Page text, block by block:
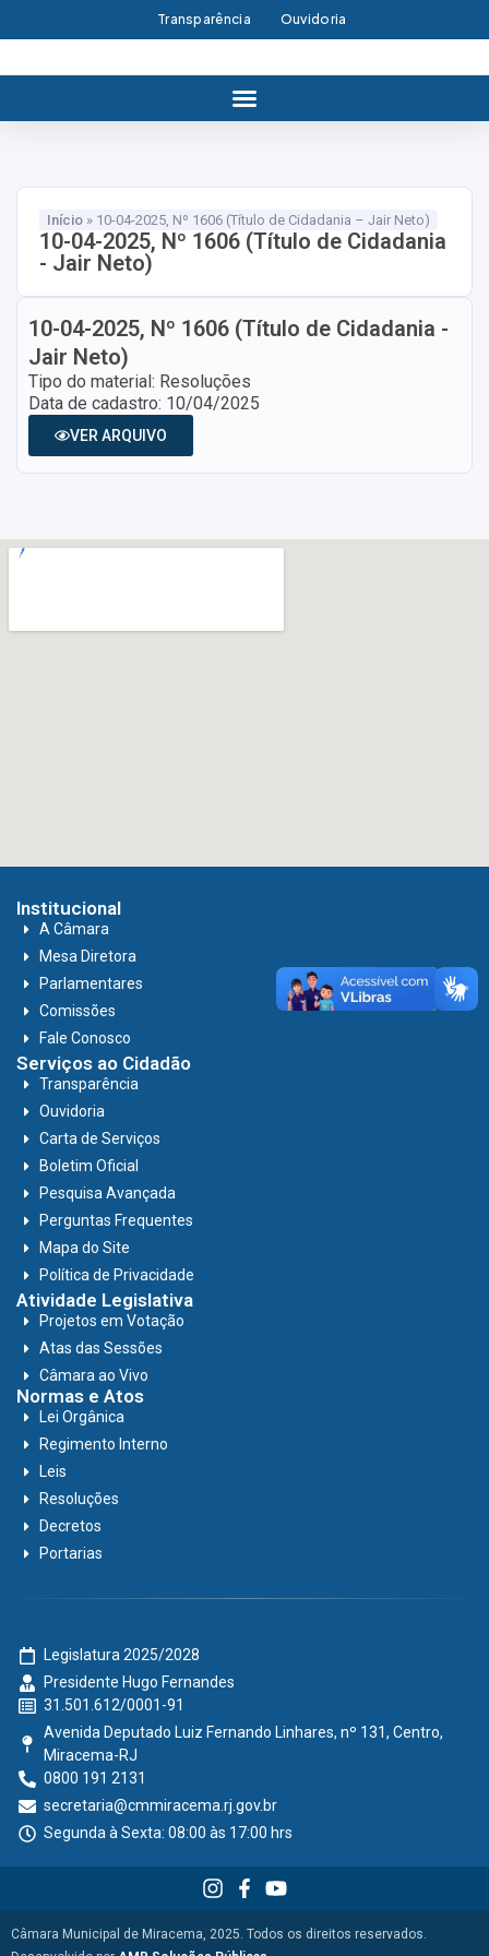
Transparência Ouvidoria
Início » 10-04-2025, Nº 1606 (Título de Cidadania – Jair Neto)
10-04-2025, Nº 1606 (Título de Cidadania
- Jair Neto)
10-04-2025, Nº 1606 (Título de Cidadania -
Jair Neto)
Tipo do material: Resoluções
Data de cadastro: 10/04/2025
VER ARQUIVO
Institucional
A Câmara
Mesa Diretora
Parlamentares
Comissões
Fale Conosco
Serviços ao Cidadão
Transparência
Ouvidoria
Carta de Serviços
Boletim Oficial
Pesquisa Avançada
Perguntas Frequentes
Mapa do Site
Política de Privacidade
Atividade Legislativa
Projetos em Votação
Atas das Sessões
Câmara ao Vivo
Normas e Atos
Lei Orgânica
Regimento Interno
Leis
Resoluções
Decretos
Portarias
Legislatura 2025/2028
Presidente Hugo Fernandes
31.501.612/0001-91
Avenida Deputado Luiz Fernando Linhares, nº 131, Centro,
Miracema-RJ
0800 191 2131
secretaria@cmmiracema.rj.gov.br
Segunda à Sexta: 08:00 às 17:00 hrs
Câmara Municipal de Miracema, 2025. Todos os direitos reservados.